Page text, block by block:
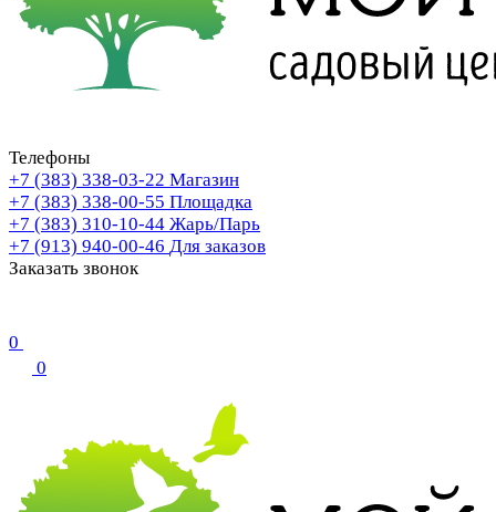
Телефоны
+7 (383) 338-03-22 Магазин
+7 (383) 338-00-55 Площадка
+7 (383) 310-10-44 Жарь/Парь
+7 (913) 940-00-46 Для заказов
Заказать звонок
0
0